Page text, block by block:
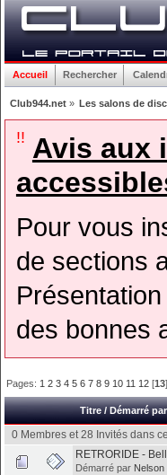
Accueil Rechercher
Club944.net» Les salons de
!! Avis aux
Pour vous
de sections
des bonnes
Pages: 1 2 3 4 5 6 7 8 9 10 11 12 [13]
Titre/Démarré par
0 Membres et 28 Invités dans
RETRORIDE -
Démarré par Nelson